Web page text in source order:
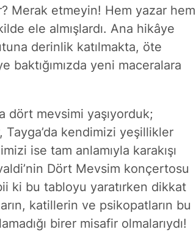
Merak etmeyin! Hem yazar hem
ele almışlardı. Ana hikâye
derinlik katılmakta, öte
baktığımızda yeni maceralara
dört mevsimi yaşıyorduk;
Tayga’da kendimizi yeşillikler
ise tam anlamıyla karakışı
Dört Mevsim konçertosu
ki bu tabloyu yaratırken dikkat
katillerin ve psikopatların bu
birer misafir olmalarıydı!